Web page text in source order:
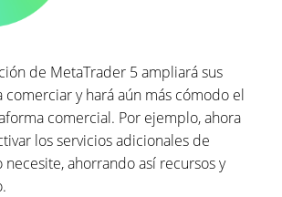
de MetaTrader 5 ampliará sus
y hará aún más cómodo el
comercial. Por ejemplo, ahora
los servicios adicionales de
ahorrando así recursos y